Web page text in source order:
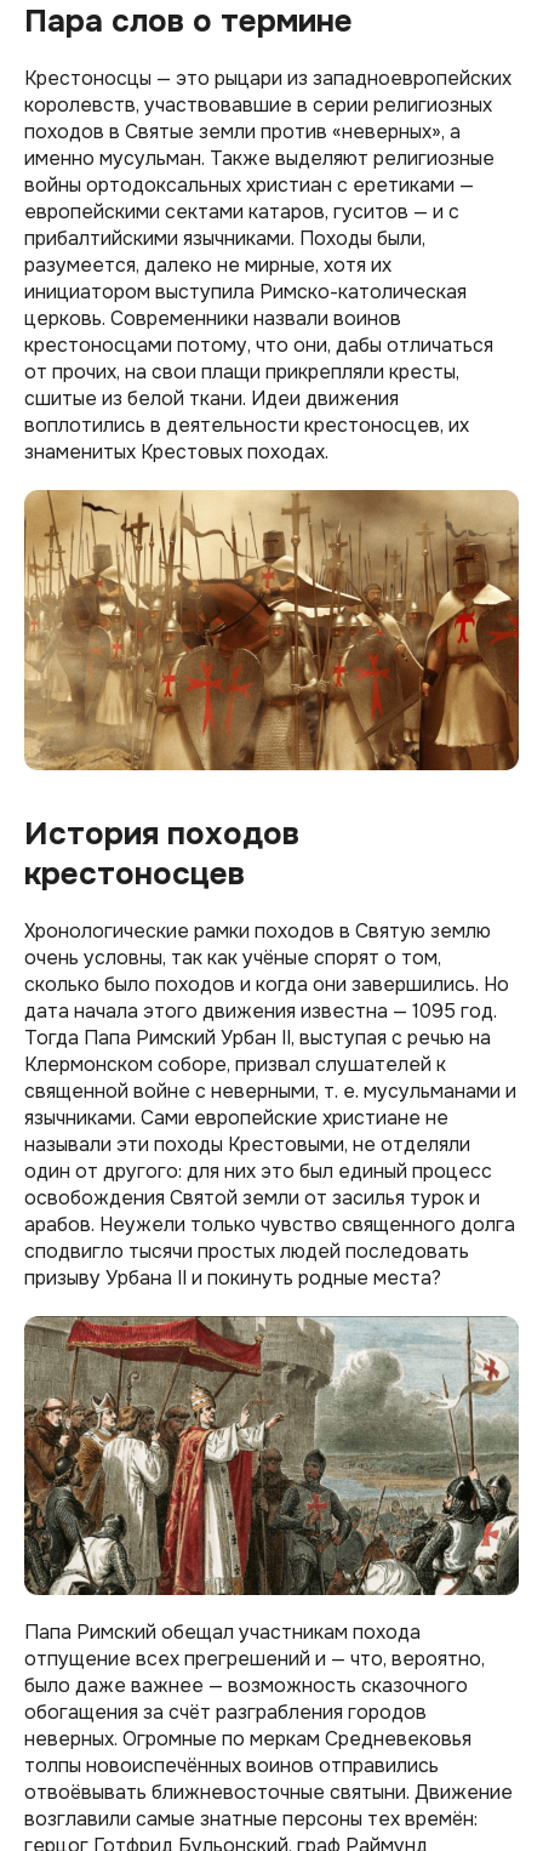
Пара слов о термине
Крестоносцы — это рыцари из западноевропейских
королевств, участвовавшие в серии религиозных
походов в Святые земли против «неверных», а
именно мусульман. Также выделяют религиозные
войны ортодоксальных христиан с еретиками —
европейскими сектами катаров, гуситов — и с
прибалтийскими язычниками. Походы были,
разумеется, далеко не мирные, хотя их
инициатором выступила Римско-католическая
церковь. Современники назвали воинов
крестоносцами потому, что они, дабы отличаться
от прочих, на свои плащи прикрепляли кресты,
сшитые из белой ткани. Идеи движения
воплотились в деятельности крестоносцев, их
знаменитых Крестовых походах.
История походов
крестоносцев
Хронологические рамки походов в Святую землю
очень условны, так как учёные спорят о том,
сколько было походов и когда они завершились. Но
дата начала этого движения известна — 1095 год.
Тогда Папа Римский Урбан II, выступая с речью на
Клермонском соборе, призвал слушателей к
священной войне с неверными, т. е. мусульманами и
язычниками. Сами европейские христиане не
называли эти походы Крестовыми, не отделяли
один от другого: для них это был единый процесс
освобождения Святой земли от засилья турок и
арабов. Неужели только чувство священного долга
сподвигло тысячи простых людей последовать
призыву Урбана II и покинуть родные места?
Папа Римский обещал участникам похода
отпущение всех прегрешений и — что, вероятно,
было даже важнее — возможность сказочного
обогащения за счёт разграбления городов
неверных. Огромные по меркам Средневековья
толпы новоиспечённых воинов отправились
отвоёвывать ближневосточные святыни. Движение
возглавили самые знатные персоны тех времён: